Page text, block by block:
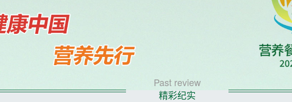
Past review
精彩纪实